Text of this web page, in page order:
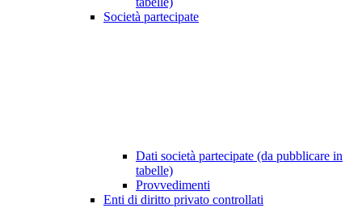
Società partecipate
Dati società partecipate (da pubblicare in
tabelle)
Provvedimenti
Enti di diritto privato controllati